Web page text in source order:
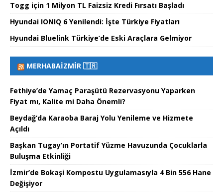
Togg için 1 Milyon TL Faizsiz Kredi Fırsatı Başladı
Hyundai IONIQ 6 Yenilendi: İşte Türkiye Fiyatları
Hyundai Bluelink Türkiye’de Eski Araçlara Gelmiyor
MERHABAİZMIR 🇹🇷
Fethiye’de Yamaç Paraşütü Rezervasyonu Yaparken
Fiyat mı, Kalite mi Daha Önemli?
Beydağ’da Karaoba Baraj Yolu Yenileme ve Hizmete
Açıldı
Başkan Tugay’ın Portatif Yüzme Havuzunda Çocuklarla
Buluşma Etkinliği
İzmir’de Bokaşi Kompostu Uygulamasıyla 4 Bin 556 Hane
Değişiyor